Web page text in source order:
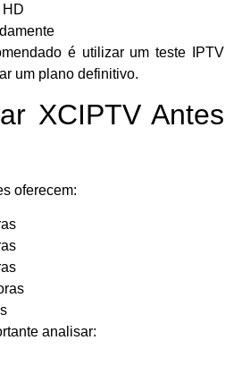
é utilizar um teste IPTV
um plano definitivo.
XCIPTV Antes
oferecem:
analisar: